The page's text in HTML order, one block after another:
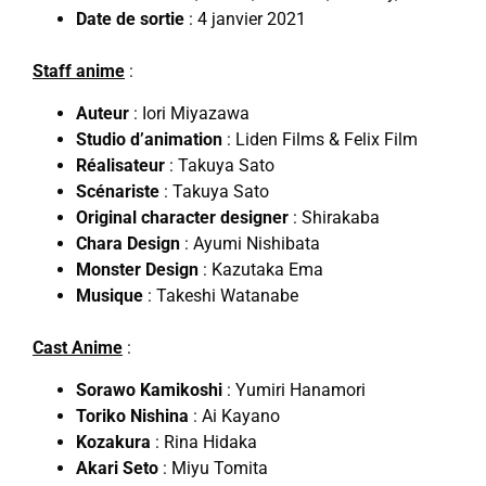
Date de sortie : 4 janvier 2021
Staff anime :
Auteur : Iori Miyazawa
Studio d’animation : Liden Films & Felix Film
Réalisateur : Takuya Sato
Scénariste : Takuya Sato
Original character designer : Shirakaba
Chara Design : Ayumi Nishibata
Monster Design : Kazutaka Ema
Musique : Takeshi Watanabe
Cast Anime :
Sorawo Kamikoshi : Yumiri Hanamori
Toriko Nishina : Ai Kayano
Kozakura : Rina Hidaka
Akari Seto : Miyu Tomita